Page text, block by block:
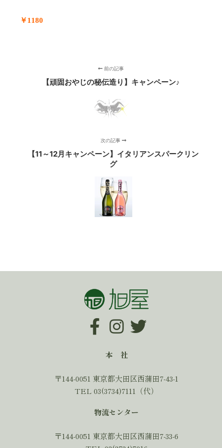
￥1180
前の記事
【頑固おやじの秘伝造り】キャンペーン♪
次の記事
【11～12月キャンペーン】イタリアンスパークリン
グ
本 社
〒144-0051 東京都大田区西蒲田7-43-1
TEL 03(3734)7111（代）
物流センター
〒144-0051 東京都大田区西蒲田7-33-6